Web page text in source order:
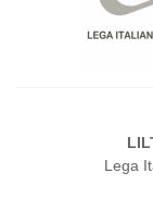
Lega